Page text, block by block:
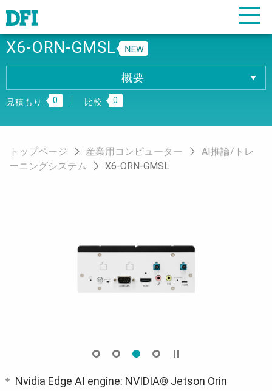
X6-ORN-GMSL
概要
概要
ダウンロード
注文情報
見積もり 0 比較 0
トップページ 産業用コンピューター
AI推論/トレ
ーニングシステム
X6-ORN-GMSL
Nvidia Edge AI engine: NVIDIA® Jetson Orin